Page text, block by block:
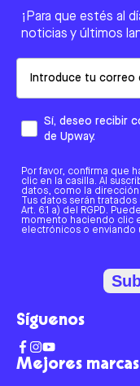
Mejores marcas
¡Para que estés al
noticias y últimos
Sí, deseo recibir
de Upway.
Por favor, confirma que
clic en la casilla. Al
datos, como la
Tus datos serán
Art. 6.1 a) del RGPD.
momento haciendo clic
electrónicos o enviando
Síguenos